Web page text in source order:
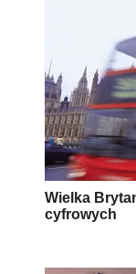
Wielka
cyfrowych